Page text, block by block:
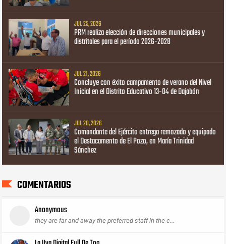
JUL 25, 2026
PRM realiza elección de direcciones municipales y
distritales para el período 2026-2028
JUL 21, 2026
Concluye con éxito campamento de verano del Nivel
Inicial en el Distrito Educativo 13-04 de Dajabón
JUL 20, 2026
Comandante del Ejército entrega remozado y equipado
el Destacamento de El Pozo, en María Trinidad
Sánchez
COMENTARIOS
Anonymous
they are far and away the preferred staff in the c...